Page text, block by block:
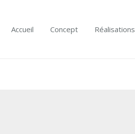
Accueil Concept Réalisations